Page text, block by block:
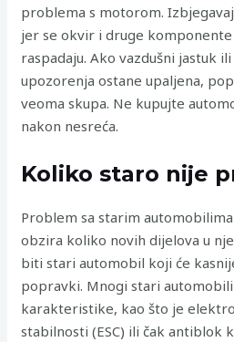
problema s motorom.
jer se okvir i druge
raspadaju. Ako vazdušni jastuk
upozorenja ostane upaljena,
veoma skupa. Ne kupujte
nakon nesreća.
Koliko staro nije
Problem sa starim
obzira koliko novih dijelova u
biti stari automobil koji će
popravki. Mnogi stari
karakteristike, kao što je
stabilnosti (ESC) ili čak antiblok